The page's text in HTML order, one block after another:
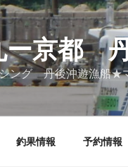
ー京都
シング 丹後沖遊漁船★
釣果情報 予約情報